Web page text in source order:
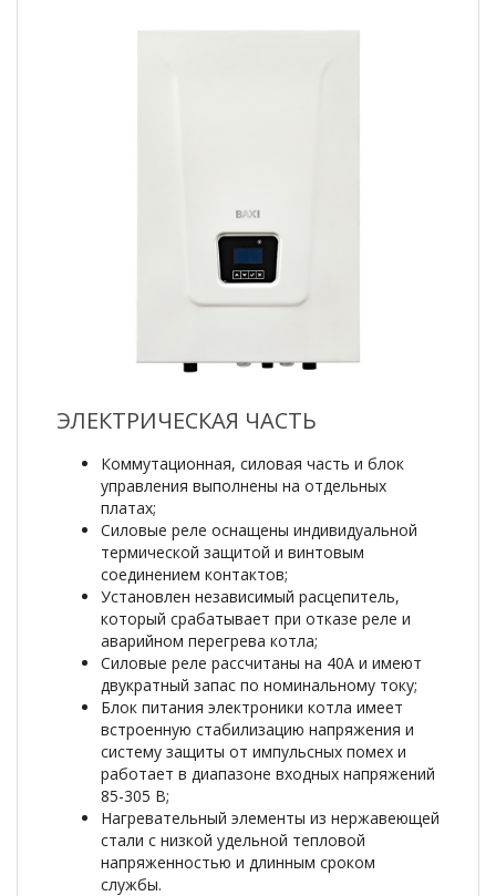
ЭЛЕКТРИЧЕСКАЯ ЧАСТЬ
Коммутационная, силовая часть и блок
управления выполнены на отдельных
платах;
Силовые реле оснащены индивидуальной
термической защитой и винтовым
соединением контактов;
Установлен независимый расцепитель,
который срабатывает при отказе реле и
аварийном перегрева котла;
Силовые реле рассчитаны на 40А и имеют
двукратный запас по номинальному току;
Блок питания электроники котла имеет
встроенную стабилизацию напряжения и
систему защиты от импульсных помех и
работает в диапазоне входных напряжений
85-305 В;
Нагревательный элементы из нержавеющей
стали с низкой удельной тепловой
напряженностью и длинным сроком
службы.